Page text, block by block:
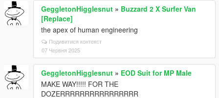
GeggletonHigglesnut » Buzzard 2 X Surfer Van
[Replace]
the apex of human engineering
Подивитися контекст
07 Червня 2025
GeggletonHigglesnut » EOD Suit for MP Male
MAKE WAY!!!!! FOR THE
DOZERRRRRRRRRRRRRRRR